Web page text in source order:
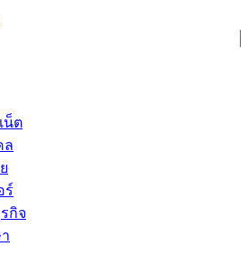
น็ต
ล
ร์
กิจ